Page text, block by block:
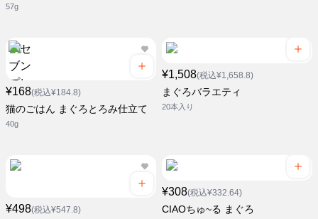
57g
¥168(税込¥184.8)
猫のごはん まぐろとろみ仕立て
40g
¥1,508(税込¥1,658.8)
まぐろバラエティ
20本入り
¥498(税込¥547.8)
¥308(税込¥332.64)
CIAOちゅ~る まぐろ